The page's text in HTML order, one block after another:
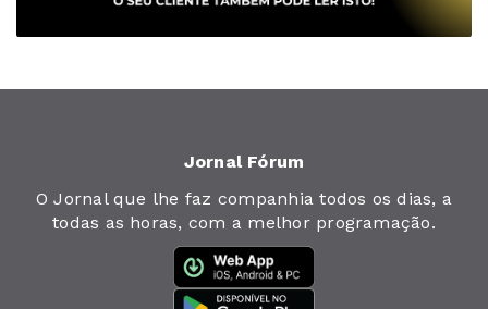
Jornal Fórum
O Jornal que lhe faz companhia todos os dias, a
todas as horas, com a melhor programação.